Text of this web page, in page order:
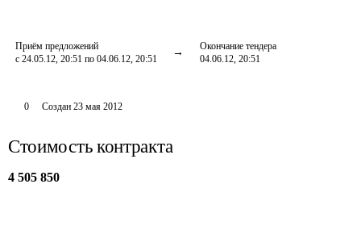
Приём предложений
с 24.05.12, 20:51 по 04.06.12, 20:51
Окончание тендера
04.06.12, 20:51
0 Создан 23 мая 2012
Стоимость контракта
4 505 850